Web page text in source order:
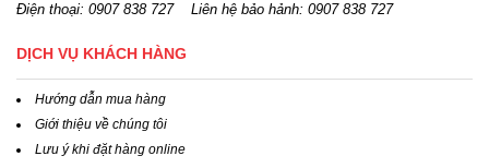
Điện thoại: 0907 838 727Liên hệ bảo hảnh: 0907 838 727
DỊCH VỤ KHÁCH HÀNG
Hướng dẫn mua hàng
Giới thiệu về chúng tôi
Lưu ý khi đặt hàng online